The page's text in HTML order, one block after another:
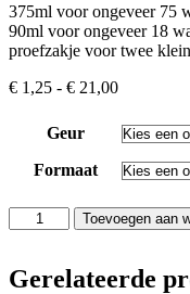
375ml voor ongeveer 75
90ml voor ongeveer 18
proefzakje voor twee
€ 1,25 - € 21,00Prijsklasse:
tot
€ 21,00
Geur
Formaat
Soak
wasmiddel
Toevoegen aan
Gerelateerde